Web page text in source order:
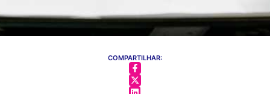
COMPARTILHAR: